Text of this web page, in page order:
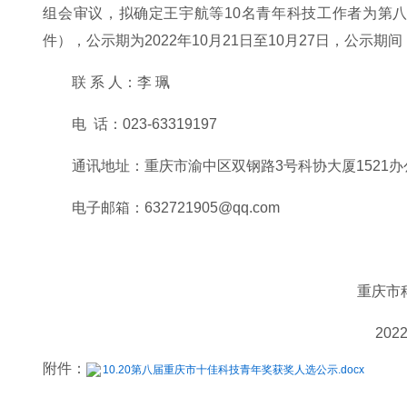
组会审议，拟确定王宇航等10名青年科技工作者为第
件），公示期为2022年10月21日至10月27日，公示期
联 系 人：李 珮
电 话：023-63319197
通讯地址：重庆市渝中区双钢路3号科协大厦1521办
电子邮箱：632721905@qq.com
重庆市
附件： 10.20第八届重庆市十佳科技青年奖获奖人选公示.docx